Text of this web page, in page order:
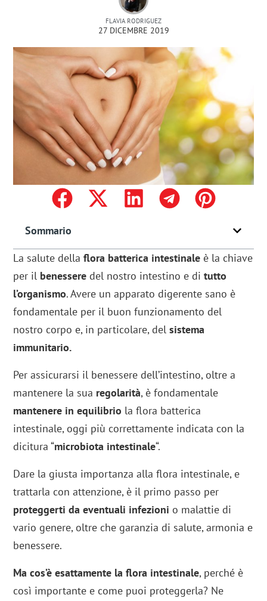
FLAVIA RODRIGUEZ
27 DICEMBRE 2019
Sommario
La salute dellaflora batterica intestinale è la chiave
per il benessere del nostro intestino e ditutto
l’organismo. Avere un apparato digerente sano è
fondamentale per il buon funzionamento del
nostro corpo e, in particolare, delsistema
immunitario.
Per assicurarsi il benessere dell’intestino, oltre a
mantenere la sua regolarità, è fondamentale
mantenere in equilibrio la flora batterica
intestinale, oggi più correttamente indicata con la
dicitura “microbiota intestinale“.
Dare la giusta importanza alla flora intestinale, e
trattarla con attenzione, è il primo passo per
proteggerti da eventuali infezioni o malattie di
vario genere, oltre che garanzia di salute, armonia e
benessere.
Ma cos’è esattamente la flora intestinale, perché è
così importante e come puoi proteggerla? Ne